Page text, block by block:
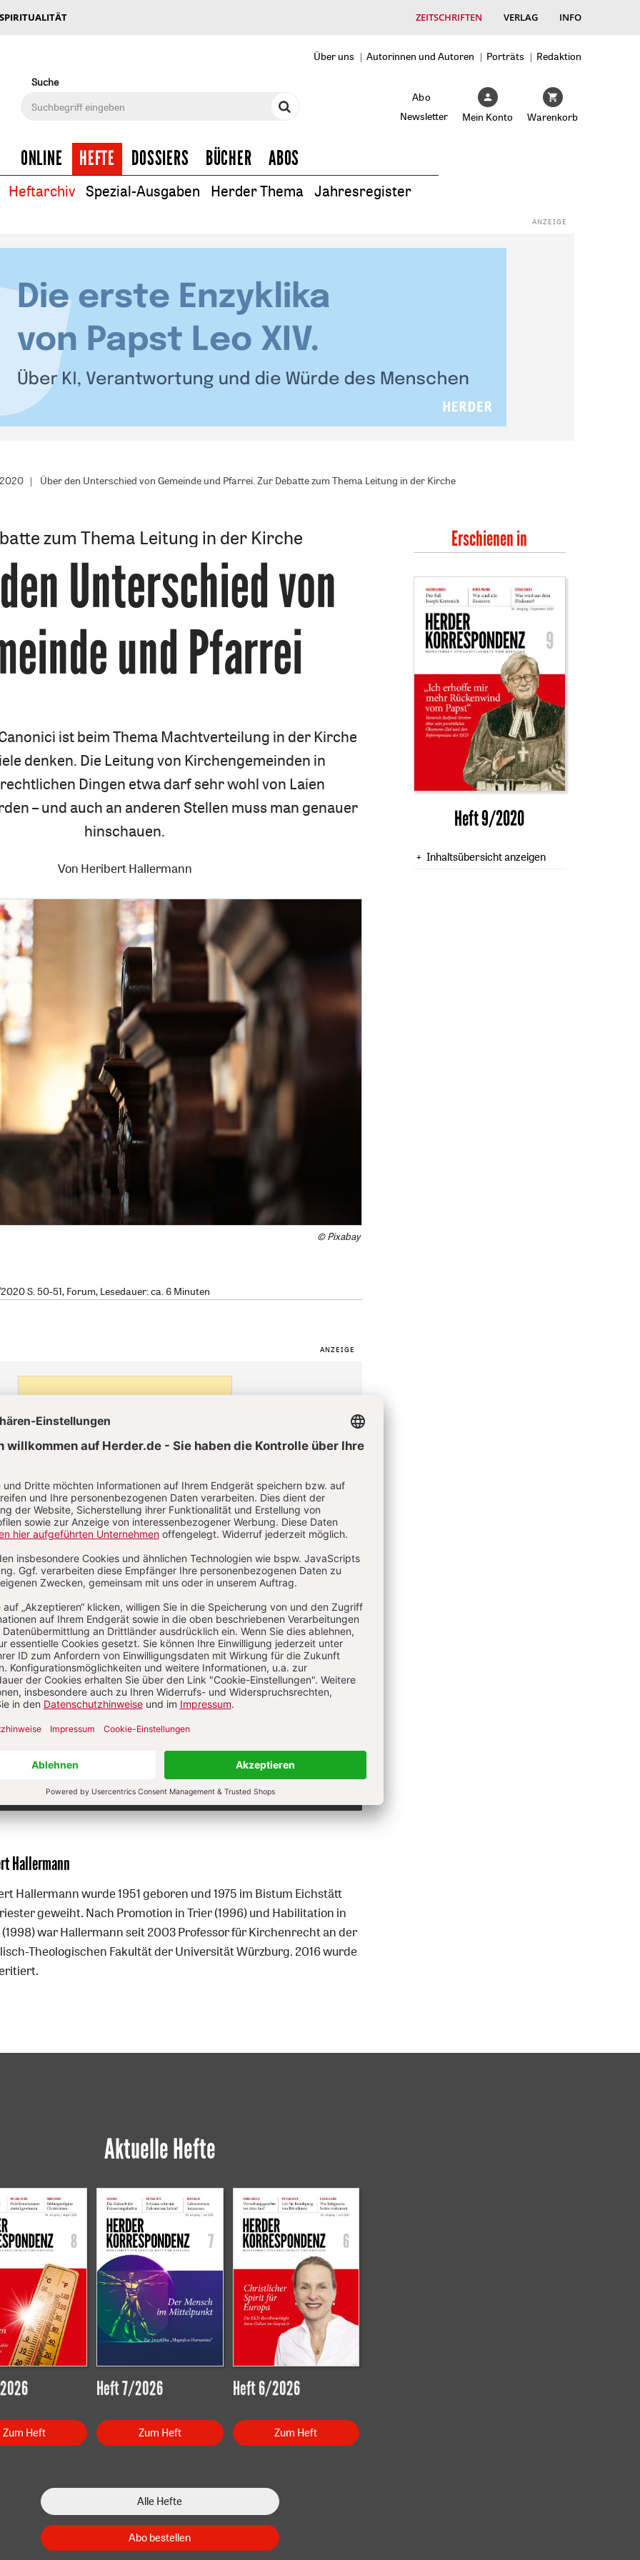
ZEITSCHRIFTEN VERLAG INFO
Über uns Autorinnen und Autoren Porträts
Redaktion
Suche
Abo
Newsletter
Mein Konto Warenkorb
ONLINE HEFTE DOSSIERS BÜCHER ABOS
Heftarchiv Spezial-Ausgaben Herder Thema Jahresregister
Über den Unterschied von Gemeinde und Pfarrei. Zur Debatte zum Thema Leitung in der Kirche
zum Thema Leitung in der Kirche
:
Unterschied von
und Pfarrei
ist beim Thema Machtverteilung in der Kirche
denken. Die Leitung von Kirchengemeinden in
Dingen etwa darf sehr wohl von Laien
– und auch an anderen Stellen muss man genauer
hinschauen.
Von Heribert Hallermann
© Pixabay
S. 50-51, Forum, Lesedauer: ca. 6 Minuten
Diesen Artikel jetzt lesen!
innen können diesen
lesen.
Hallermann
Hallermann wurde 1951 geboren und 1975 im Bistum Eichstätt
geweiht. Nach Promotion in Trier (1996) und Habilitation in
(1998) war Hallermann seit 2003 Professor für Kirchenrecht an der
Theologischen Fakultät der Universität Würzburg. 2016 wurde
Erschienen in
Heft 9/2020
Inhaltsübersicht anzeigen
Aktuelle Hefte
Zum Heft
Heft 7/2026
Zum Heft
Heft 6/2026
Zum Heft
Alle Hefte
Abo bestellen